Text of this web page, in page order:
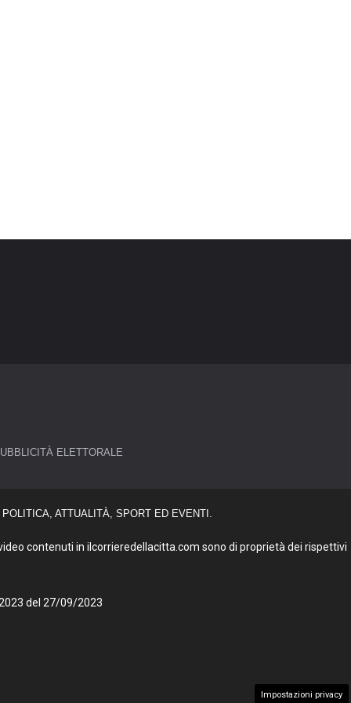
ELETTORALE
ATTUALITÀ, SPORT ED EVENTI.
contenuti in ilcorrieredellacitta.com sono di proprietà dei rispettivi
del 27/09/2023
Impostazioni privacy